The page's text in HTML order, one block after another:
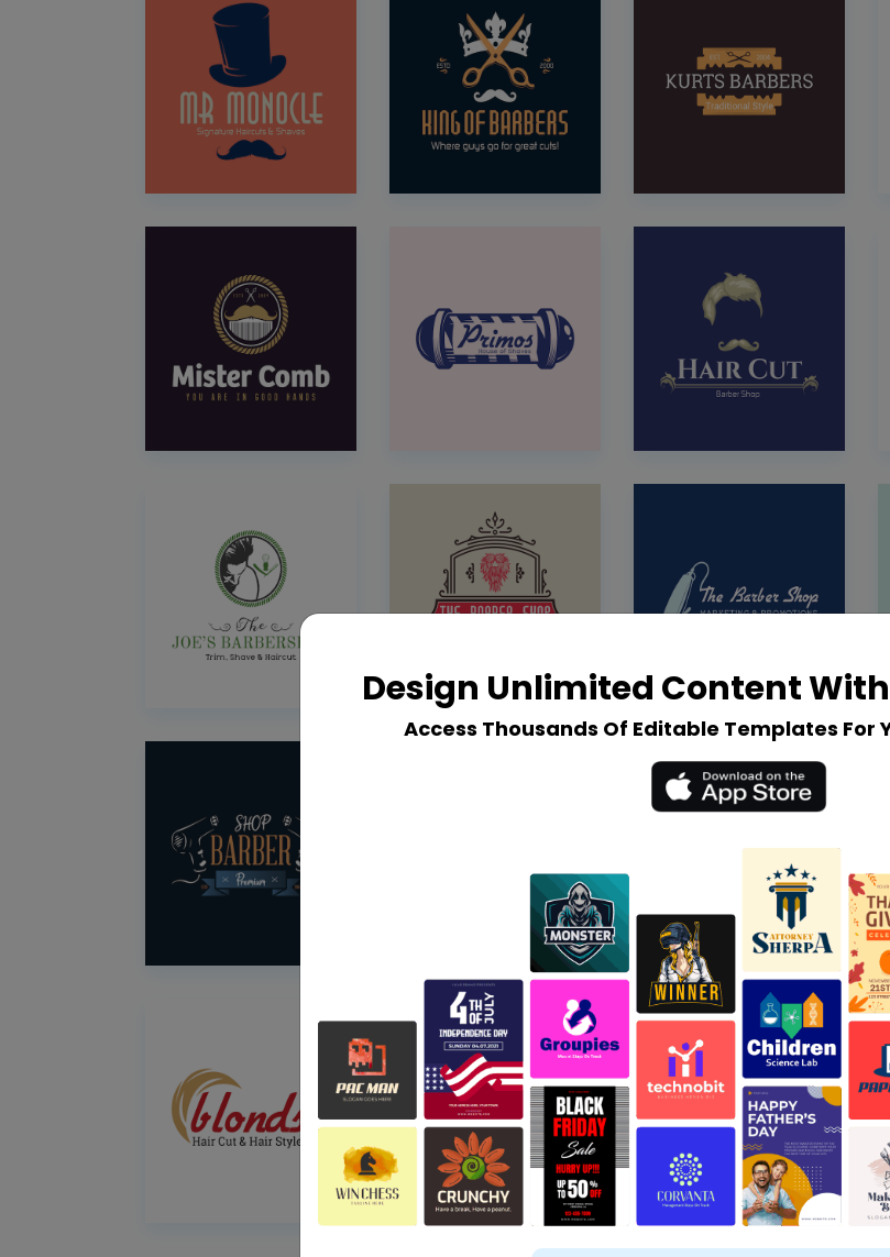
Design Unlimited Content
Access Thousands Of Editable Templates For